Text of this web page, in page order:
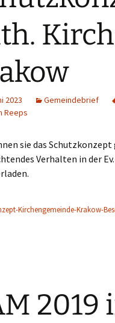
2023 Gemeindebrief
Reeps
sie das
Verhalten in der
Kirchengemeinde-Krakow-